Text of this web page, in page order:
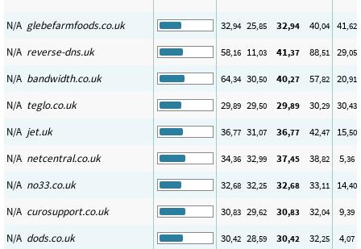
N/A glebefarmfoods.co.uk 32,94 25,85 32,94 40,04 41,62
N/A reverse-dns.uk 58,16 11,03 41,37 88,51 29,05
N/A bandwidth.co.uk 64,34 30,50 40,27 57,82 20,91
N/A teglo.co.uk 29,89 29,50 29,89 30,29 30,43
N/A jet.uk 36,77 31,07 36,77 42,47 15,50
N/A netcentral.co.uk 34,36 32,99 37,45 38,82 5,36
N/A no33.co.uk 32,68 32,25 32,68 33,11 14,40
N/A curosupport.co.uk 30,83 29,62 30,83 32,04 9,39
N/A dods.co.uk 30,42 28,59 30,42 32,25 4,07